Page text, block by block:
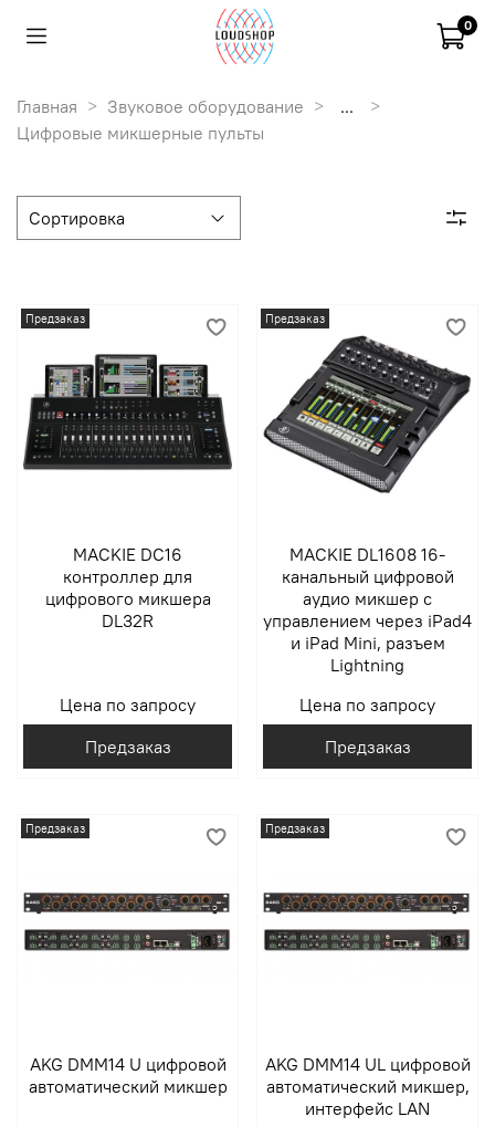
0
Главная Звуковое оборудование
...
Цифровые микшерные пульты
Предзаказ
MACKIE DC16
контроллер для
цифрового микшера
DL32R
Цена по запросу
Предзаказ
Предзаказ
MACKIE DL1608 16-
канальный цифровой
аудио микшер с
управлением через iPad4
и iPad Mini, разъем
Lightning
Цена по запросу
Предзаказ
Предзаказ
AKG DMM14 U цифровой
автоматический микшер
Предзаказ
AKG DMM14 UL цифровой
автоматический микшер,
интерфейс LAN